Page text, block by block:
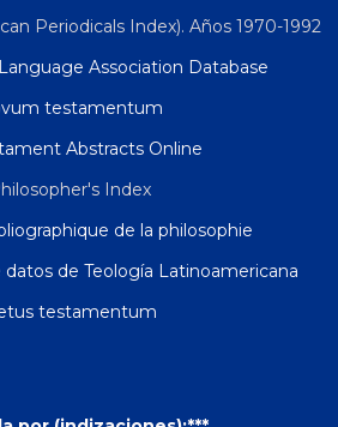
Periodicals Index). Años 1970-1992
Association Database
testamentum
Abstracts Online
Index
de la philosophie
datos de Teología Latinoamericana
testamentum